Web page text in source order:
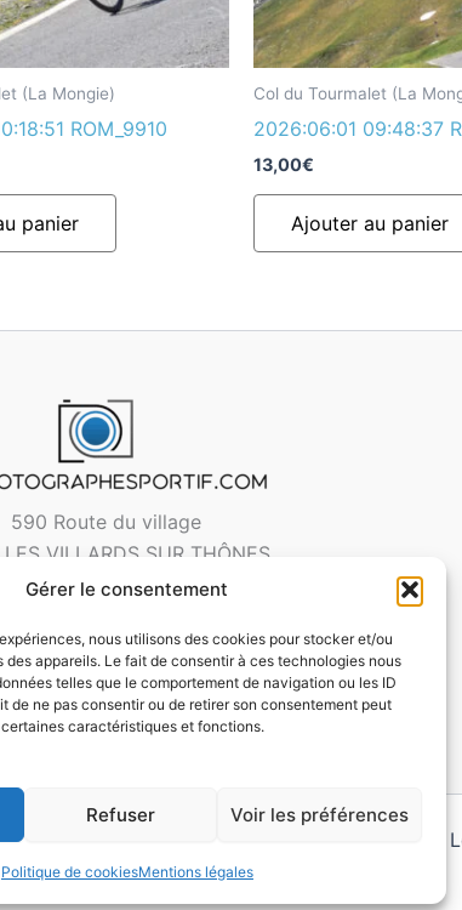
Gérer le consentement
nous utilisons des cookies pour stocker et/ou
appareils. Le fait de consentir à ces technologies nous
telles que le comportement de navigation ou les ID
de ne pas consentir ou de retirer son consentement peut
caractéristiques et fonctions.
Refuser Voir les préférences
Politique de cookiesMentions légales
(La Mongie)
ROM_9910
panier
Col du Tourmalet (La
2026:06:01 09:48:37
13,00€
Ajouter au panier
590 Route du village
VILLARDS SUR THÔNES
Copyright © 2026